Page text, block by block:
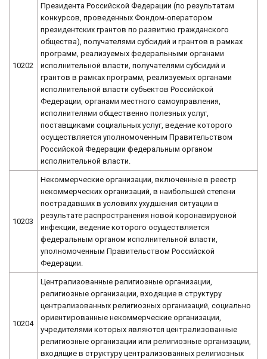
10202
Президента Российской Федерации (по результатам
конкурсов, проведенных Фондом-оператором
президентских грантов по развитию гражданского
общества), получателями субсидий и грантов в рамках
программ, реализуемых федеральными органами
исполнительной власти, получателями субсидий и
грантов в рамках программ, реализуемых органами
исполнительной власти субъектов Российской
Федерации, органами местного самоуправления,
исполнителями общественно полезных услуг,
поставщиками социальных услуг, ведение которого
осуществляется уполномоченным Правительством
Российской Федерации федеральным органом
исполнительной власти.
10203
Некоммерческие организации, включенные в реестр
некоммерческих организаций, в наибольшей степени
пострадавших в условиях ухудшения ситуации в
результате распространения новой коронавирусной
инфекции, ведение которого осуществляется
федеральным органом исполнительной власти,
уполномоченным Правительством Российской
Федерации.
10204
Централизованные религиозные организации,
религиозные организации, входящие в структуру
централизованных религиозных организаций, социально
ориентированные некоммерческие организации,
учредителями которых являются централизованные
религиозные организации или религиозные организации,
входящие в структуру централизованных религиозных